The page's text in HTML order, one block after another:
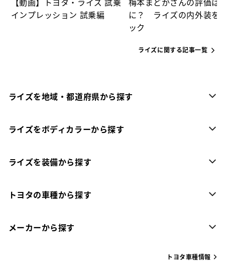
インプレッション 試乗編
に？ ライズの内外装を
ック
ライズに関する記事一覧
ライズを地域・都道府県から探す
ライズをボディカラーから探す
ライズを装備から探す
トヨタの車種から探す
メーカーから探す
トヨタ車種情報